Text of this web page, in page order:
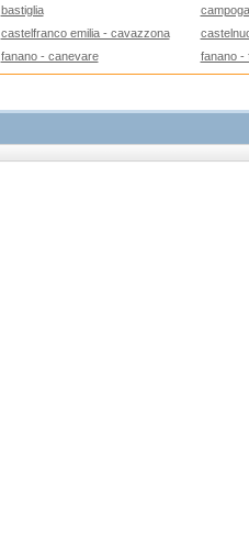
bastiglia
castelfranco emilia - cavazzona
fanano - canevare fanano -